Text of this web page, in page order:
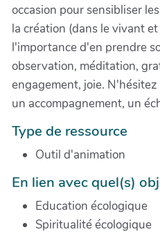
occasion pour sensibliser
la création (dans le vivant
l'importance d'en prendre
observation, méditation,
engagement, joie.
un accompagnement, un
Type de ressource
Outil d'animation
En lien avec quel(s)
Education écologique
Spiritualité écologique